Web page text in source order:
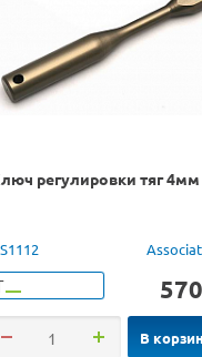
регулировки тяг 4мм
570
В